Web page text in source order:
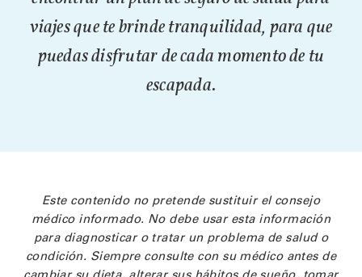
viajes que te brinde tranquilidad, para que
puedas disfrutar de cada momento de tu
escapada.
Este contenido no pretende sustituir el consejo
médico informado. No debe usar esta información
para diagnosticar o tratar un problema de salud o
condición. Siempre consulte con su médico antes de
cambiar su dieta, alterar sus hábitos de sueño, tomar